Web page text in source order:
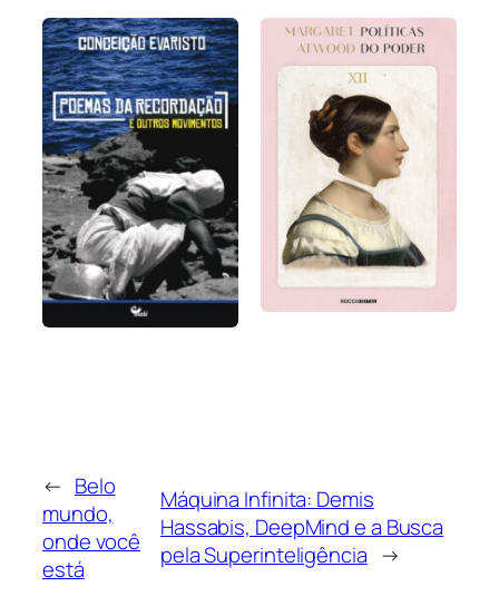
← Belo
mundo,
onde você
está
Máquina Infinita: Demis
Hassabis, DeepMind e a Busca
pela Superinteligência →